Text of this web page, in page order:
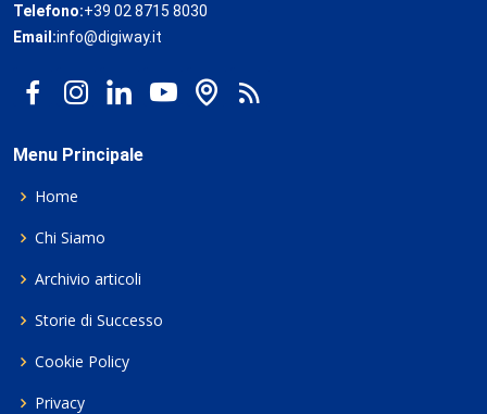
Telefono:+39 02 8715 8030
Email:info@digiway.it
Menu Principale
Home
Chi Siamo
Archivio articoli
Storie di Successo
Cookie Policy
Privacy